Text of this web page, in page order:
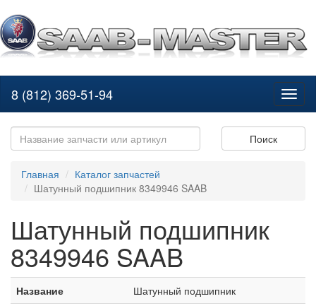
8 (812) 369-51-94
Поиск
Главная
Каталог запчастей
Шатунный подшипник 8349946 SAAB
Шатунный подшипник
8349946 SAAB
Название
Шатунный подшипник